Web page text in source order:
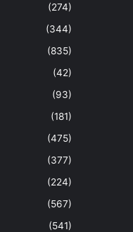
(274)
(344)
(835)
(42)
(93)
(181)
(475)
(377)
(224)
(567)
(541)